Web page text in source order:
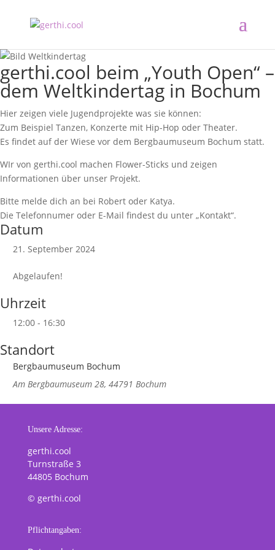
gerthi.cool beim „Youth Open“ –
dem Weltkindertag in Bochum
Hier zeigen viele Jugendprojekte was sie können:
Zum Beispiel Tanzen, Konzerte mit Hip-Hop oder Theater.
Es findet auf der Wiese vor dem Bergbaumuseum Bochum statt.
WIr von gerthi.cool machen Flower-Sticks und zeigen
Informationen über unser Projekt.
Bitte melde dich an bei Robert oder Katya.
Die Telefonnumer oder E-Mail findest du unter „Kontakt“.
Datum
21. September 2024
Abgelaufen!
Uhrzeit
12:00 - 16:30
Standort
Bergbaumuseum Bochum
Am Bergbaumuseum 28, 44791 Bochum
Unsere Adresse:
gerthi.cool
Turnstraße 3
44805 Bochum
© gerthi.cool
Pflichtangaben: